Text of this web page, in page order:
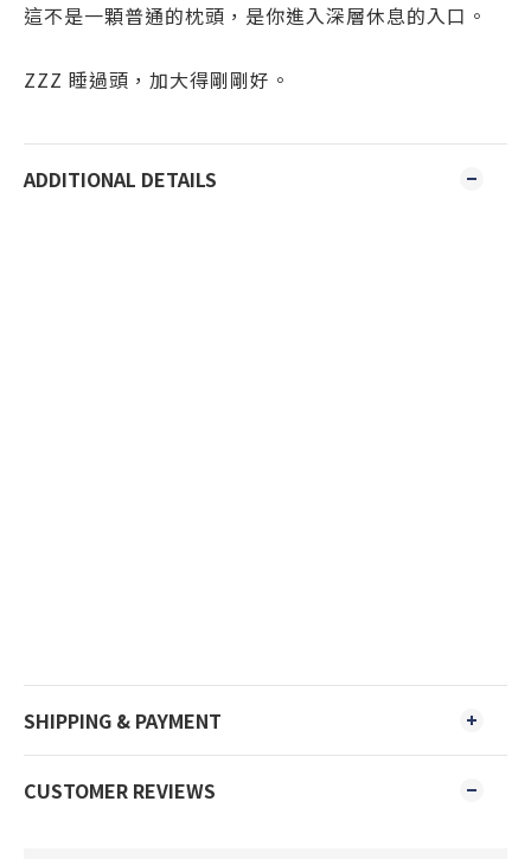
這不是一顆普通的枕頭，是你進入深層休息的入口。
ZZZ 睡過頭，加大得剛剛好。
ADDITIONAL DETAILS
SHIPPING & PAYMENT
CUSTOMER REVIEWS